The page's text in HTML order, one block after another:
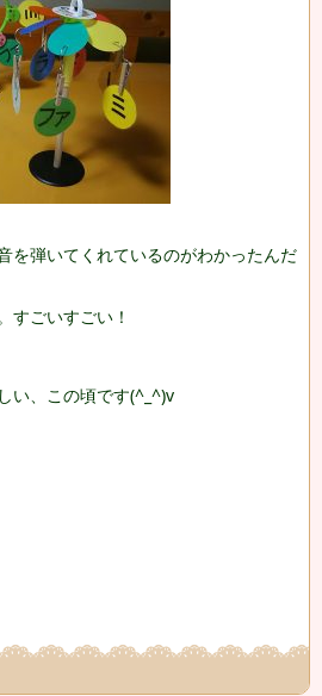
を弾いてくれているのがわかったんだ
すごいすごい！
い、この頃です(^_^)v